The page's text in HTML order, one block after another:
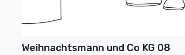
Weihnachtsmann und Co KG 08